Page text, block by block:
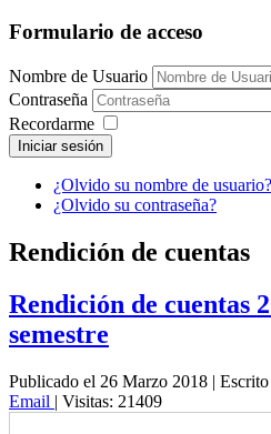
Formulario de acceso
Nombre de Usuario
Contraseña
Recordarme
Iniciar sesión
¿Olvido su nombre de usuario?
¿Olvido su contraseña?
Rendición de cuentas
Rendición de cuentas
semestre
Publicado el 26 Marzo 2018 |
Email | Visitas: 21409